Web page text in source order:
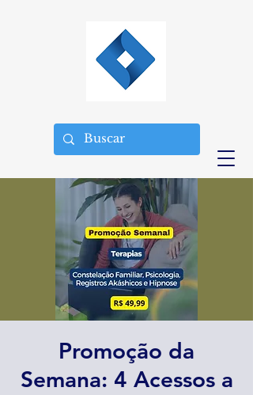
Promoção da
Semana: 4 Acessos a